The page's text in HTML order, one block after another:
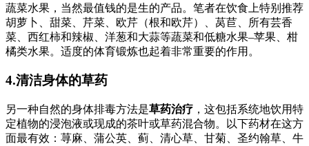
蔬菜水果，当然最值钱的是生的产品。笔者在饮食上特别推荐
胡萝卜、甜菜、芹菜、欧芹（根和欧芹）、莴苣、所有芸香
菜、西红柿和辣椒、洋葱和大蒜等蔬菜和低糖水果–苹果、柑
橘类水果。适度的体育锻炼也起着非常重要的作用。
4.清洁身体的草药
另一种自然的身体排毒方法是草药治疗 ，这包括系统地饮用特
定植物的浸泡液或现成的茶叶或草药混合物。以下药材在这方
面最有效：荨麻、蒲公英、蓟、清心草、甘菊、圣约翰草、牛